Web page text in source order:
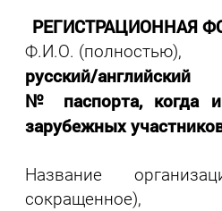
РЕГИСТРАЦИОННАЯ
Ф.И.О. (полностью),
русский/английский
№ паспорта, когда
зарубежных
Название
сокращенное),